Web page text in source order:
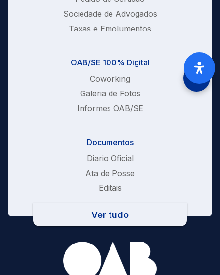
Sociedade de Advogados
Taxas e Emolumentos
OAB/SE 100% Digital
Coworking
Galeria de Fotos
Informes OAB/SE
Documentos
Diario Oficial
Ata de Posse
Editais
Ver tudo